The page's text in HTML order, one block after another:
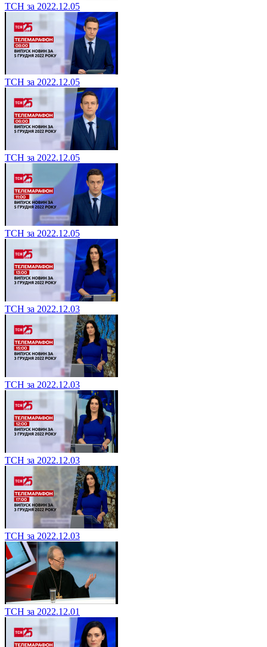
ТСН за 2022.12.05
ТСН за 2022.12.05
ТСН за 2022.12.05
ТСН за 2022.12.05
ТСН за 2022.12.03
ТСН за 2022.12.03
ТСН за 2022.12.03
ТСН за 2022.12.03
ТСН за 2022.12.01